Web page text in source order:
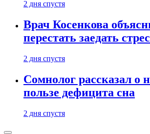
2 дня спустя
Врач Косенкова
перестать заедать
2 дня спустя
Сомнолог рассказал о
пользе дефицита сна
2 дня спустя